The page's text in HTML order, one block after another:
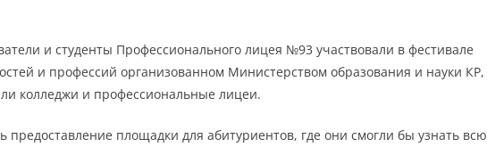
и студенты Профессионального лицея №93 участвовали в фестивале
и профессий организованном Министерством образования и науки КР,
колледжи и профессиональные лицеи.
предоставление площадки для абитуриентов, где они смогли бы узнать всю